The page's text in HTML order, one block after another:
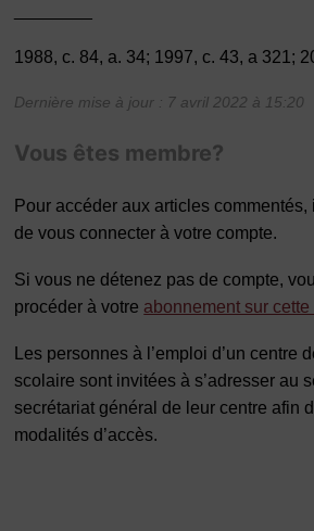
1988, c. 84, a. 34; 1997, c. 43, a 321;
Dernière mise à jour : 7 avril 2022 à 15:20
Vous êtes membre?
Pour accéder aux articles
de vous connecter à votre compte.
Si vous ne détenez pas de compte,
procéder à votre abonnement sur cette
Les personnes à l’emploi d’un centre
scolaire sont invitées à s’adresser au
secrétariat général de leur centre afin
modalités d’accès.